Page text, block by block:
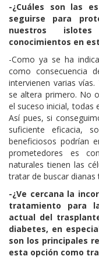
-¿Cuáles son las
seguirse para
nuestros
conocimientos en
-Como ya se ha
como consecuencia
intervienen varias
se altera primero. No
el suceso inicial, todas
Así pues, si
suficiente eficacia,
beneficiosos podrían
prometedores es
naturales tienen las
tratar de buscar dianas
-¿Ve cercana la
tratamiento para
actual del
diabetes, en
son los principales
esta opción como